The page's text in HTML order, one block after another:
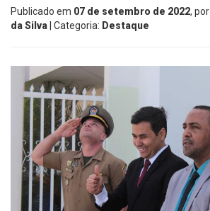
Publicado em 07 de setembro de 2022, por
da Silva | Categoria: Destaque